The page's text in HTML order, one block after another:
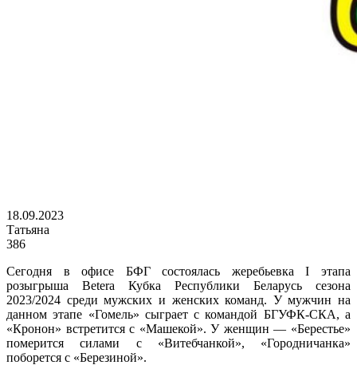
18.09.2023
Татьяна
386
Сегодня в офисе БФГ состоялась жеребьевка I этапа
розыгрыша Betera Кубка Республики Беларусь сезона
2023/2024 среди мужских и женских команд. У мужчин на
данном этапе «Гомель» сыграет с командой БГУФК-СКА, а
«Кронон» встретится с «Машекой». У женщин — «Берестье»
померится силами с «Витебчанкой», «Городничанка»
поборется с «Березиной».